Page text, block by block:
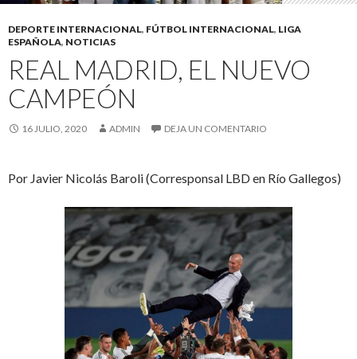
DEPORTE INTERNACIONAL, FÚTBOL INTERNACIONAL, LIGA
ESPAÑOLA, NOTICIAS
REAL MADRID, EL NUEVO
CAMPEÓN
16 JULIO, 2020 ADMIN DEJA UN COMENTARIO
Por Javier Nicolás Baroli (Corresponsal LBD en Río Gallegos)